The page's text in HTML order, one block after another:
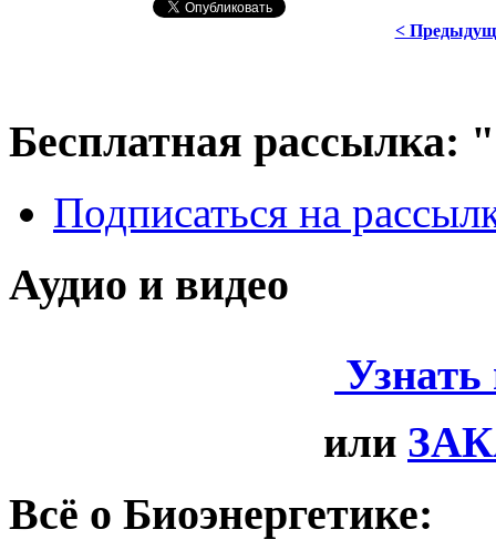
<
Бесплатная рассылка:
Подписаться на
Аудио и видео
Узнать
или
Всё о Биоэнергетике: